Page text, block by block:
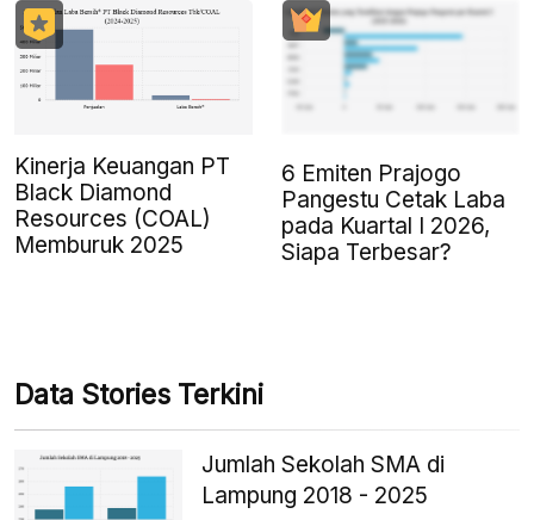
Kinerja Keuangan PT
Black Diamond
Resources (COAL)
Memburuk 2025
6 Emiten Prajogo
Pangestu Cetak Laba
pada Kuartal I 2026,
Siapa Terbesar?
Data Stories Terkini
Jumlah Sekolah SMA di
Lampung 2018 - 2025